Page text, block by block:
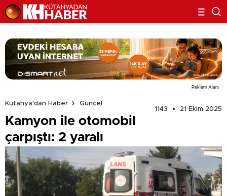
Reklam Alanı
Kütahya'dan Haber
Güncel
1143
21 Ekim 2025
Kamyon ile otomobil
çarpıştı: 2 yaralı